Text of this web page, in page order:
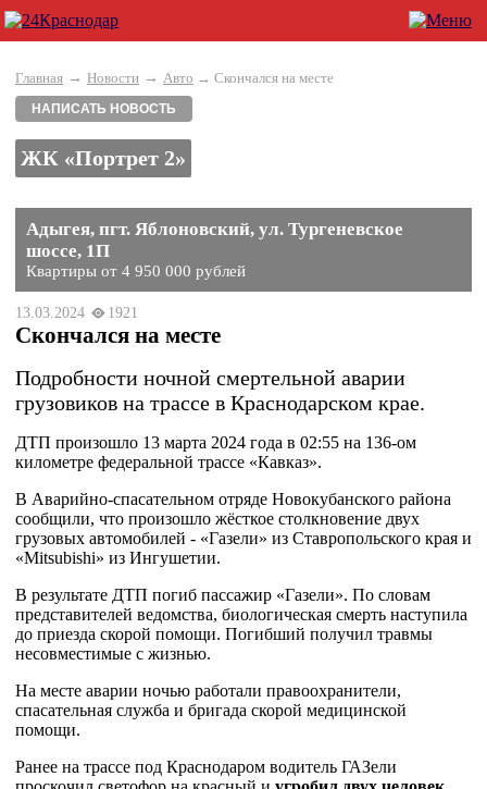
Главная → Новости → Авто → Скончался на месте
НАПИСАТЬ НОВОСТЬ
ЖК «Портрет 2»
Адыгея, пгт. Яблоновский, ул. Тургеневское
шоссе, 1П
Квартиры от 4 950 000 рублей
13.03.2024 1921
Скончался на месте
Подробности ночной смертельной аварии
грузовиков на трассе в Краснодарском крае.
ДТП произошло 13 марта 2024 года в 02:55 на 136-ом
километре федеральной трассе «Кавказ».
В Аварийно-спасательном отряде Новокубанского района
сообщили, что произошло жёсткое столкновение двух
грузовых автомобилей - «Газели» из Ставропольского края и
«Mitsubishi» из Ингушетии.
В результате ДТП погиб пассажир «Газели». По словам
представителей ведомства, биологическая смерть наступила
до приезда скорой помощи. Погибший получил травмы
несовместимые с жизнью.
На месте аварии ночью работали правоохранители,
спасательная служба и бригада скорой медицинской
помощи.
Ранее на трассе под Краснодаром водитель ГАЗели